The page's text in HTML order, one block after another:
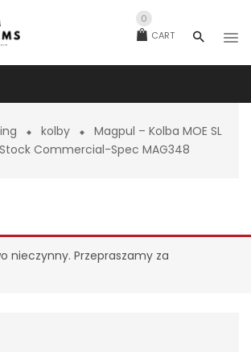
CART
0
kolby
Magpul – Kolba MOE SL
Commercial-Spec MAG348
nieczynny. Przepraszamy za